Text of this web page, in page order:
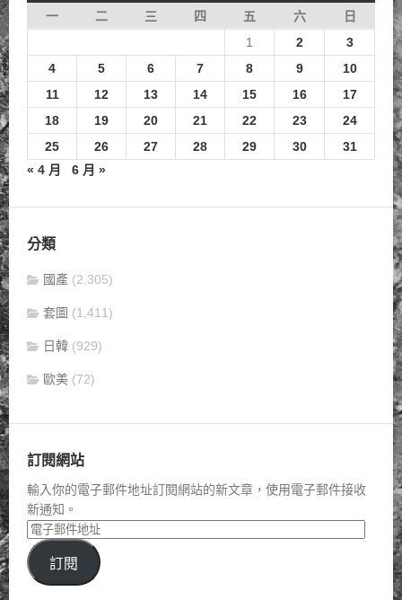
一
二 三 四 五 六
日
1
2
3
4
5 6 7 8 9
10
11
12 13 14 15 16
17
18
19 20 21 22 23
24
25
26 27 28 29 30
31
« 4 月
6 月 »
分類
國產 (2,305)
套圖 (1,411)
日韓 (929)
歐美 (72)
訂閱網站
輸入你的電子郵件地址訂閱網站的新文章，使用電子郵件接收
新通知。
訂閱